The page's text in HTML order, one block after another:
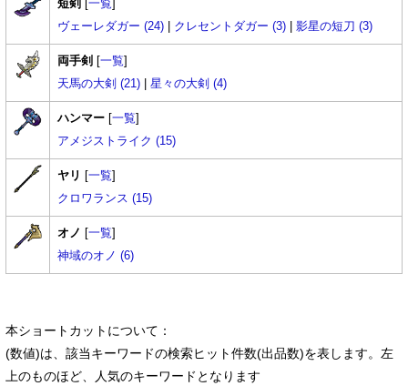
短剣 [一覧]
ヴェーレダガー (24)
クレセントダガー (3) 影星の短刀 (3)
両手剣 [一覧]
天馬の大剣 (21)
星々の大剣 (4)
ハンマー [一覧]
アメジストライク (15)
ヤリ [一覧]
クロワランス (15)
オノ [一覧]
神域のオノ (6)
本ショートカットについて：
(数値)は、該当キーワードの検索ヒット件数(出品数)を表します。左
上のものほど、人気のキーワードとなります